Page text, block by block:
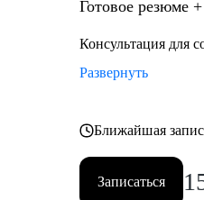
• Директор по
• Директор по
• Директор по
проблемы в области
личную
Готовое резюме
Консультация для
Развернуть
Ближайшая
Записаться